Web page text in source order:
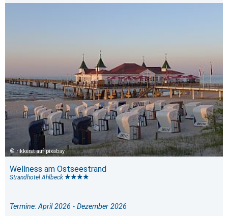
rikkerst auf pixabay
Wellness am Ostseestrand
Strandhotel Ahlbeck
Termine: April 2026 - Dezember 2026